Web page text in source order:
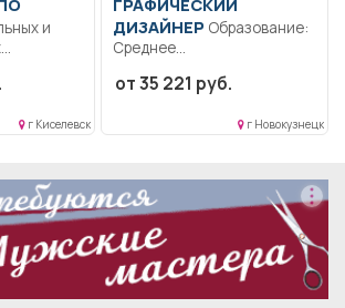
и
г Киселевск
ДИЗАЙНЕР
Среднее
образование..
документы (паспорт,...
от 35 221 руб.
г Новокузнецк